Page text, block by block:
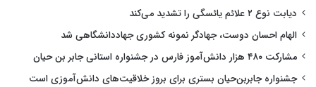
دیابت نوع ۲ علائم یائسگی را تشدید می‌کند
الهام احسان دوست، جهادگر نمونه کشوری جهاددانشگاهی شد
مشارکت ۴۸۰ هزار دانش‌آموز فارس در جشنواره استانی جابر بن حیان
جشنواره جابربن‌حیان بستری برای بروز خلاقیت‌های دانش‌آموزی است